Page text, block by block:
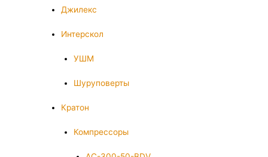
Джилекс
Интерскол
УШМ
Шуруповерты
Кратон
Компрессоры